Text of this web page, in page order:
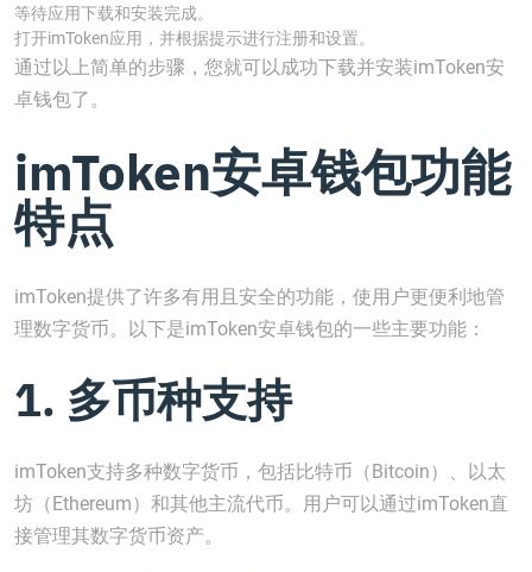
等待应用下载和安装完成。
打开imToken应用，并根据提示进行注册和设置。
通过以上简单的步骤，您就可以成功下载并安装imToken安
卓钱包了。
imToken安卓钱包功能
特点
imToken提供了许多有用且安全的功能，使用户更便利地管
理数字货币。以下是imToken安卓钱包的一些主要功能：
1. 多币种支持
imToken支持多种数字货币，包括比特币（Bitcoin）、以太
坊（Ethereum）和其他主流代币。用户可以通过imToken直
接管理其数字货币资产。